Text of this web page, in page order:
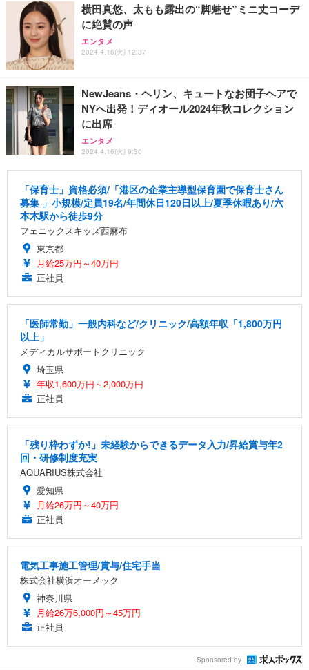
横田真悠、太もも露出の“脚魅せ”ミニ丈コーデ
に絶賛の声
エンタメ
2024.4.16(火) 12:37
NewJeans・ヘリン、キュートなお団子ヘアで
NYへ出発！ディオール2024年秋コレクション
に出席
エンタメ
2024.4.16(火) 9:30
「保育士」資格必須/「港区の企業主導型保育園で保育士さん
募集 」小規模/定員19名/年間休日120日以上/夏季休暇あり/六
本木駅から徒歩9分
フェニックスキッズ西麻布
東京都
月給25万円～40万円
正社員
「医師常勤」一般内科など/クリニック/高額年収「1,800万円
以上」
メディカルサポートクリニック
埼玉県
年収1,600万円～2,000万円
正社員
「残り枠わずか!」未経験からできるデータ入力/昇給賞与年2
回・研修制度充実
AQUARIUS株式会社
愛知県
月給26万円～40万円
正社員
電気工事施工管理/賞与/住宅手当
株式会社横浜オーメック
神奈川県
月給26万6,000円～45万円
正社員
Sponsored by